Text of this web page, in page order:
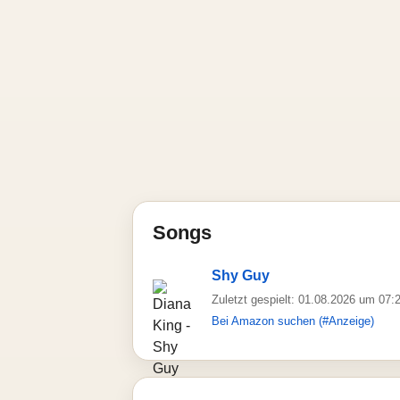
Songs
Shy Guy
Zuletzt gespielt: 01.08.2026 um
Bei Amazon suchen (#Anzeige)